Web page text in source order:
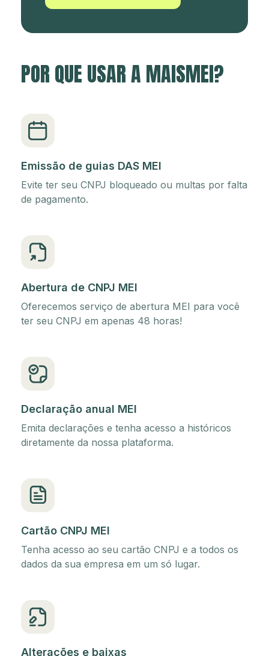
POR QUE USAR A MAISMEI?
Emissão de guias DAS MEI
Evite ter seu CNPJ bloqueado ou multas por falta
de pagamento.
Abertura de CNPJ MEI
Oferecemos serviço de abertura MEI para você
ter seu CNPJ em apenas 48 horas!
Declaração anual MEI
Emita declarações e tenha acesso a históricos
diretamente da nossa plataforma.
Cartão CNPJ MEI
Tenha acesso ao seu cartão CNPJ e a todos os
dados da sua empresa em um só lugar.
Alterações e baixas